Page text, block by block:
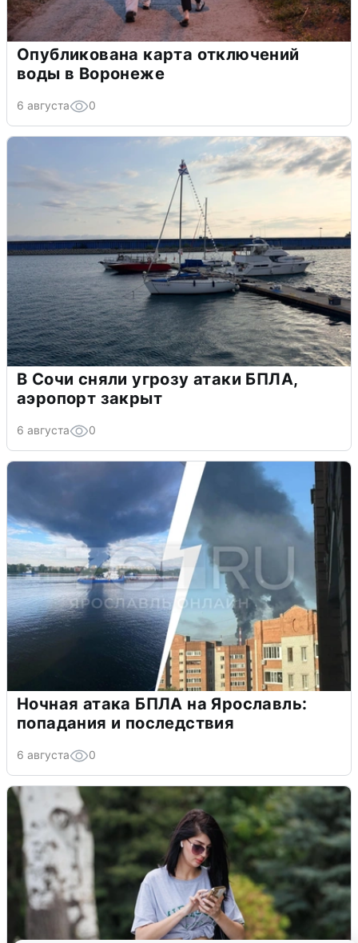
Опубликована карта отключений
воды в Воронеже
6 августа 0
В Сочи сняли угрозу атаки БПЛА,
аэропорт закрыт
6 августа 0
Ночная атака БПЛА на Ярославль:
попадания и последствия
6 августа 0